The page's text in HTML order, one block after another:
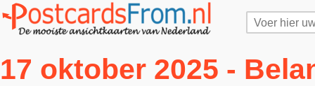
17 oktober 2025 -